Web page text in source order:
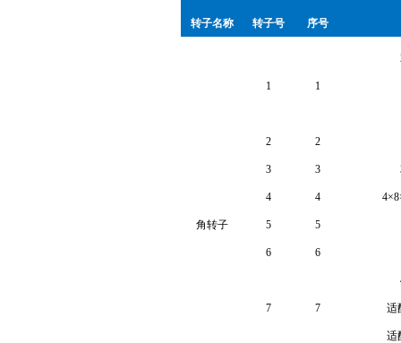
转子名称 转子号 序号
角转子
1 1
2 2
3 3
4 4
5 5
6 6
7 7 适
适